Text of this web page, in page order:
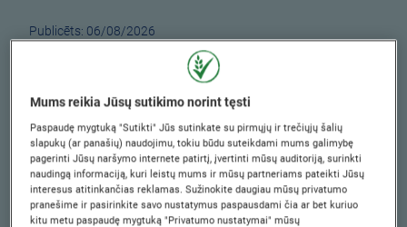
Publicēts: 06/08/2026
PREPARATION TIME
5 min.
COOKING TIME
45 min.
COOLING TIME
0 min.
SKILL LEVEL
Lengva
Mums reikia Jūsų sutikimo norint tęsti
Paspaudę mygtuką "Sutikti" Jūs sutinkate su pirmųjų ir trečiųjų šalių
slapukų (ar panašių) naudojimu, tokiu būdu suteikdami mums galimybę
pagerinti Jūsų naršymo internete patirtį, įvertinti mūsų auditoriją, surinkti
naudingą informaciją, kuri leistų mums ir mūsų partneriams pateikti Jūsų
interesus atitinkančias reklamas. Sužinokite daugiau mūsų privatumo
pranešime ir pasirinkite savo nustatymus paspausdami čia ar bet kuriuo
kitu metu paspaudę mygtuką "Privatumo nustatymai" mūsų